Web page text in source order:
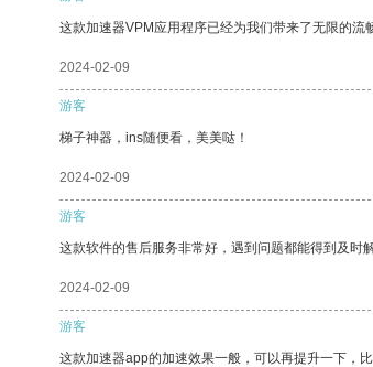
这款加速器VPM应用程序已经为我们带来了无限的流
2024-02-09
游客
梯子神器，ins随便看，美美哒！
2024-02-09
游客
这款软件的售后服务非常好，遇到问题都能得到及时解
2024-02-09
游客
这款加速器app的加速效果一般，可以再提升一下，